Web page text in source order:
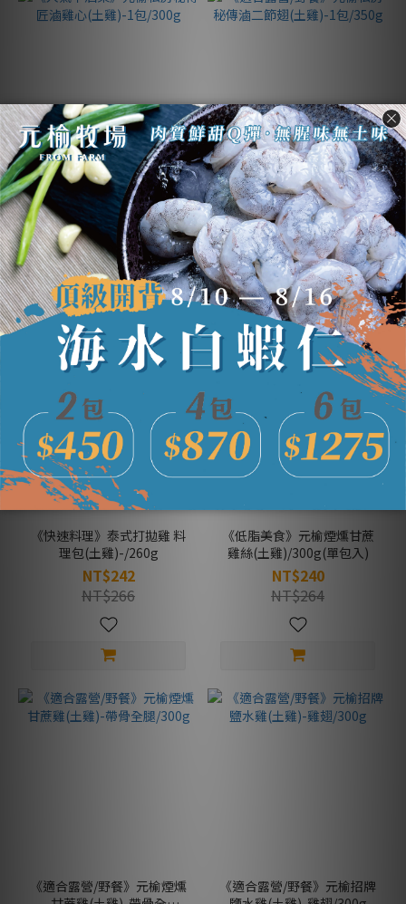
《人氣下酒菜》元榆私房秘
傳匠滷雞心(土雞)-1包/300g
NT$176
NT$194
《適合露營/野餐》元榆私房
秘傳滷二節翅(土雞)-1
包/350g
NT$198
NT$218
《快速料理》泰式打拋雞 料
理包(土雞)-/260g
NT$242
NT$266
熱銷商品
《低脂美食》元榆煙燻甘蔗
雞絲(土雞)/300g(單包入)
NT$240
NT$264
《適合露營/野餐》元榆煙燻
《適合露營/野餐》元榆招牌